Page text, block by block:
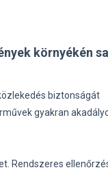
környékén
biztonságát
gyakran
Rendszeres